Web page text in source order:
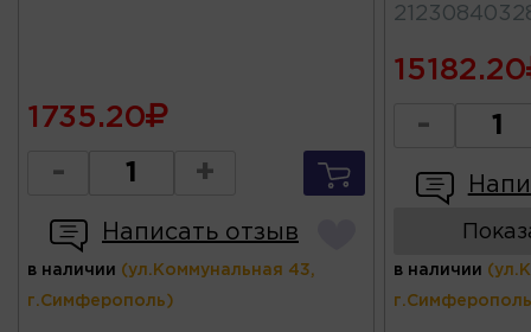
1735.20
- +
Написать отзыв
в наличии (ул.Коммунальная 43,
г.Симферополь)
15182.20
-
в наличии